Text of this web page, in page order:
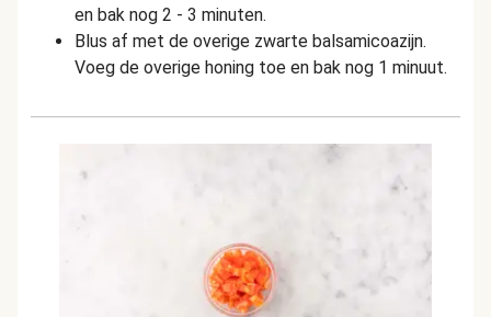
en bak nog 2 - 3 minuten.
Blus af met de overige zwarte balsamicoazijn.
Voeg de overige honing toe en bak nog 1 minuut.